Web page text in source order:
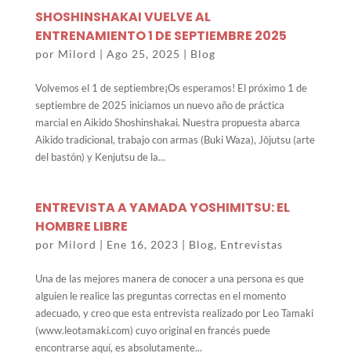
SHOSHINSHAKAI VUELVE AL
ENTRENAMIENTO 1 DE SEPTIEMBRE 2025
por Milord | Ago 25, 2025 | Blog
Volvemos el 1 de septiembre¡Os esperamos! El próximo 1 de
septiembre de 2025 iniciamos un nuevo año de práctica
marcial en Aikido Shoshinshakai. Nuestra propuesta abarca
Aikido tradicional, trabajo con armas (Buki Waza), Jōjutsu (arte
del bastón) y Kenjutsu de la...
ENTREVISTA A YAMADA YOSHIMITSU: EL
HOMBRE LIBRE
por Milord | Ene 16, 2023 | Blog, Entrevistas
Una de las mejores manera de conocer a una persona es que
alguien le realice las preguntas correctas en el momento
adecuado, y creo que esta entrevista realizado por Leo Tamaki
(www.leotamaki.com) cuyo original en francés puede
encontrarse aquí, es absolutamente...